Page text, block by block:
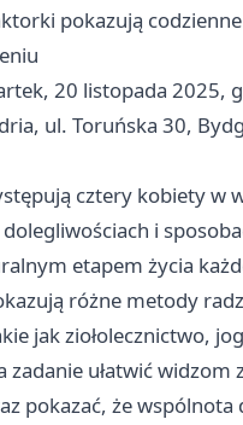
pokazują
20 listopada 2025,
ul. Toruńska 30,
cztery kobiety w
i
etapem życia
różne metody
jak ziołolecznictwo,
zadanie ułatwić
pokazać, że